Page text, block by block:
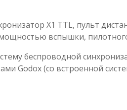
Х1 TTL, пульт
вспышки,
беспроводной
Godox (со встроенной